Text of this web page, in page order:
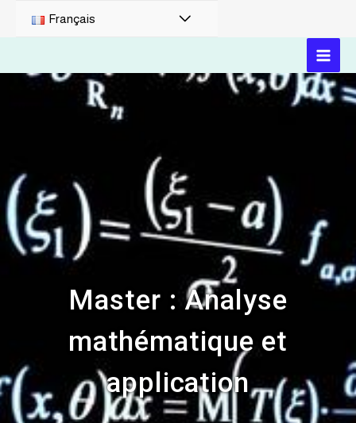
Français
Master : Analyse
mathématique et
application